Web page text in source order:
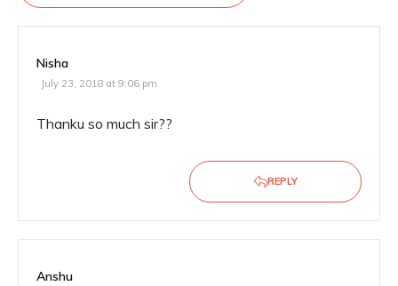
Nisha
July 23, 2018 at 9:06 pm
Thanku so much sir??
REPLY
Anshu